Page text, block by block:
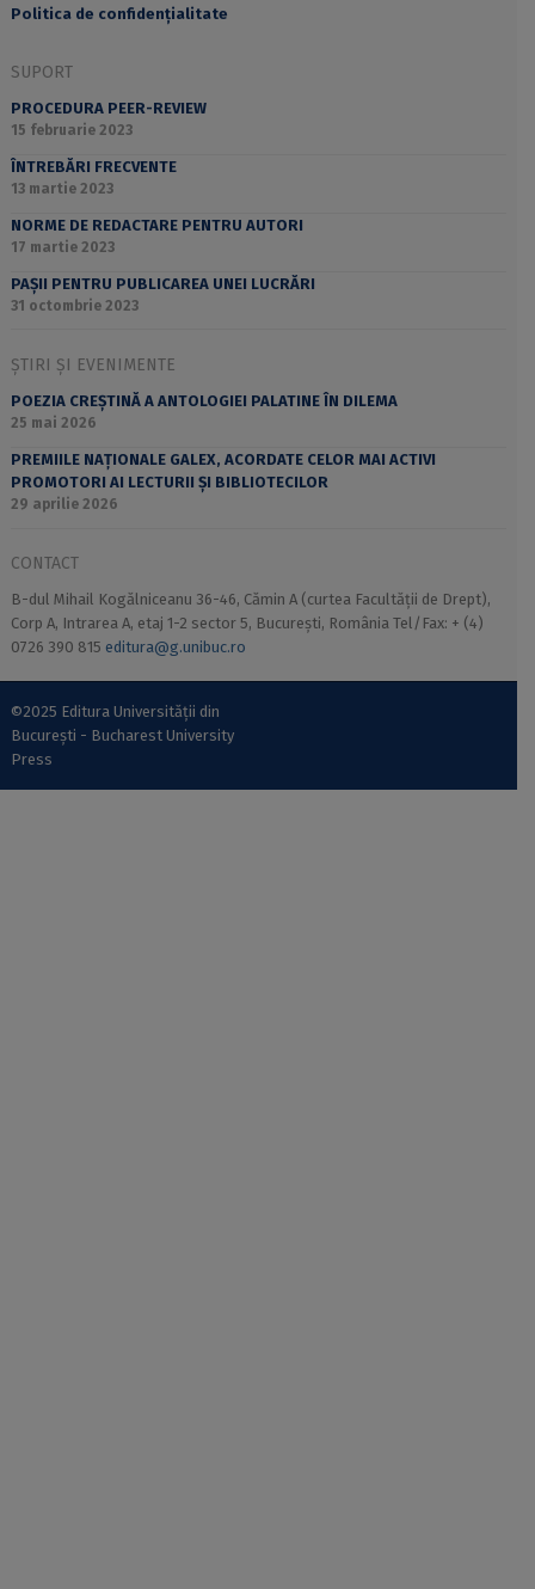
Politica de confidențialitate
SUPORT
PROCEDURA PEER-REVIEW
15 februarie 2023
ÎNTREBĂRI FRECVENTE
13 martie 2023
NORME DE REDACTARE PENTRU AUTORI
17 martie 2023
PAȘII PENTRU PUBLICAREA UNEI LUCRĂRI
31 octombrie 2023
ȘTIRI ȘI EVENIMENTE
POEZIA CREȘTINĂ A ANTOLOGIEI PALATINE ÎN DILEMA
25 mai 2026
PREMIILE NAȚIONALE GALEX, ACORDATE CELOR MAI ACTIVI
PROMOTORI AI LECTURII ȘI BIBLIOTECILOR
29 aprilie 2026
CONTACT
B-dul Mihail Kogălniceanu 36-46, Cămin A (curtea Facultății de Drept),
Corp A, Intrarea A, etaj 1-2 sector 5, București, România Tel/Fax: + (4)
0726 390 815 editura@g.unibuc.ro
©2025 Editura Universității din
București - Bucharest University
Press